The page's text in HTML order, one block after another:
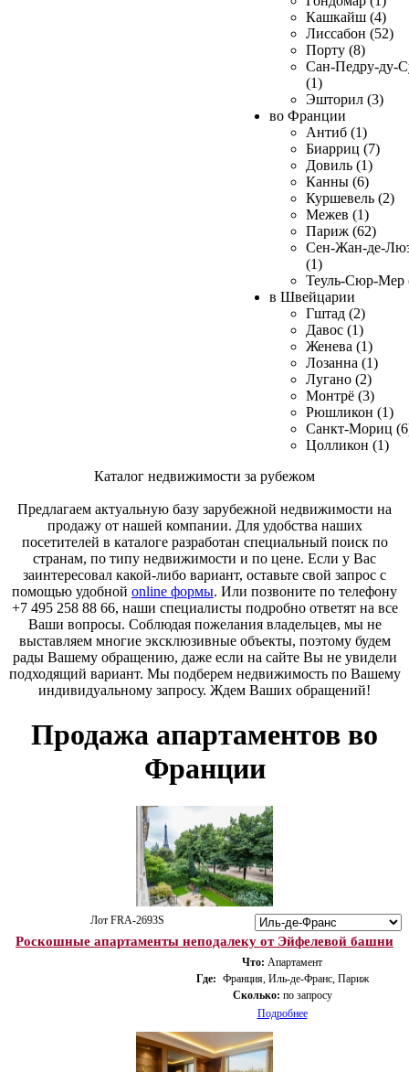
Кашкайш (4)
Лиссабон (52)
Порту (8)
Сан-Педру-ду-
(1)
Эшторил (3)
во Франции
Антиб (1)
Биарриц (7)
Довиль (1)
Канны (6)
Куршевель (2)
Межев (1)
Париж (62)
Сен-Жан-де-
(1)
Теуль-Сюр-Мер
в Швейцарии
Гштад (2)
Давос (1)
Женева (1)
Лозанна (1)
Лугано (2)
Монтрё (3)
Рюшликон (1)
Санкт-Мориц
Цолликон (1)
Каталог недвижимости за рубежом
Предлагаем актуальную базу зарубежной недвижимости на
продажу от нашей компании. Для удобства наших
посетителей в каталоге разработан специальный поиск по
странам, по типу недвижимости и по цене. Если у Вас
заинтересовал какой-либо вариант, оставьте свой запрос с
помощью удобной online формы. Или позвоните по телефону
+7 495 258 88 66, наши специалисты подробно ответят на все
Ваши вопросы. Соблюдая пожелания владельцев, мы не
выставляем многие эксклюзивные объекты, поэтому будем
рады Вашему обращению, даже если на сайте Вы не увидели
подходящий вариант. Мы подберем недвижимость по Вашему
индивидуальному запросу. Ждем Ваших обращений!
Продажа апартаментов во
Франции
Лот FRA-2693S
Роскошные апартаменты неподалеку от Эйфелевой башни
Что: Апартамент
Где: Франция, Иль-де-Франс, Париж
Сколько: по запросу
Подробнее